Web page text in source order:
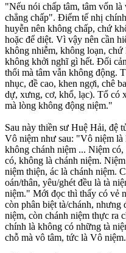
"Nếu nói chấp tâm, tâm vốn là
chẳng chấp". Ðiểm tế nhị
huyễn nên không chấp, chứ
hoặc để diệt. Vì vậy nên cần
không nhiễm, không loạn, chứ
không khởi nghĩ gì hết. Ðối
thổi mà tâm vẫn không động.
nhục, đề cao, khen ngợi, chê
dự, xưng, cơ, khổ, lạc). Tổ có
mà lòng không động niệm."
Sau này thiền sư Huệ Hải, đệ
Vô niệm như sau: "Vô niệm là
không chánh niệm ... Niệm
có, không là chánh niệm.
niệm thiện, ác là chánh niệm.
oán/thân, yêu/ghét đều là tà
niệm." Mới đọc thì thấy có vẻ
còn phân biệt tà/chánh,
niệm, còn chánh niệm thực ra
chính là không có những tà
chỗ mà vô tâm, tức là Vô